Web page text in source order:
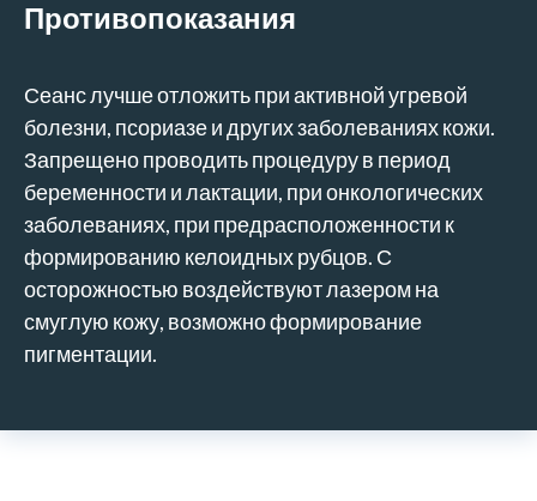
Противопоказания
Сеанс лучше отложить при активной угревой
болезни, псориазе и других заболеваниях кожи.
Запрещено проводить процедуру в период
беременности и лактации, при онкологических
заболеваниях, при предрасположенности к
формированию келоидных рубцов. С
осторожностью воздействуют лазером на
смуглую кожу, возможно формирование
пигментации.